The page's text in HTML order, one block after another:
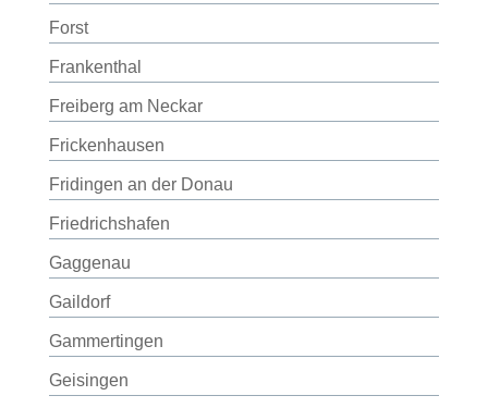
Forst
Frankenthal
Freiberg am Neckar
Frickenhausen
Fridingen an der Donau
Friedrichshafen
Gaggenau
Gaildorf
Gammertingen
Geisingen